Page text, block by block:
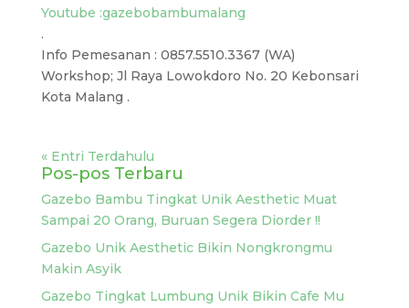
Youtube :gazebobambumalang
.
Info Pemesanan : 0857.5510.3367 (WA)
Workshop; Jl Raya Lowokdoro No. 20 Kebonsari
Kota Malang .
« Entri Terdahulu
Pos-pos Terbaru
Gazebo Bambu Tingkat Unik Aesthetic Muat
Sampai 20 Orang, Buruan Segera Diorder !!
Gazebo Unik Aesthetic Bikin Nongkrongmu
Makin Asyik
Gazebo Tingkat Lumbung Unik Bikin Cafe Mu